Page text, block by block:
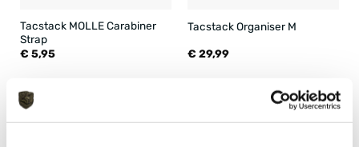
Tacstack MOLLE Carabiner
Strap
€ 5,95
Tacstack Organiser M
€ 29,99